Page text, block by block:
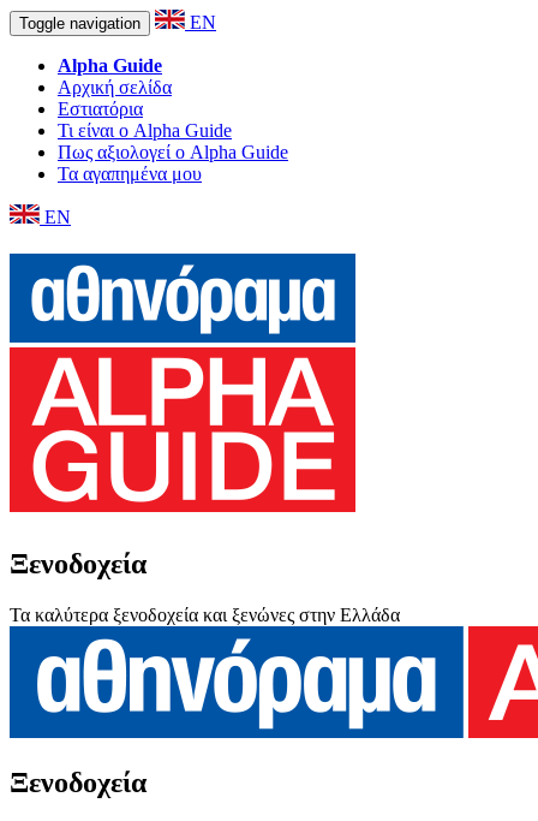
Toggle navigation EN
Alpha Guide
Αρχική σελίδα
Εστιατόρια
Τι είναι ο Alpha Guide
Πως αξιολογεί ο Alpha Guide
Τα αγαπημένα μου
EN
Ξενοδοχεία
Τα καλύτερα ξενοδοχεία και ξενώνες στην Ελλάδα
Ξενοδοχεία